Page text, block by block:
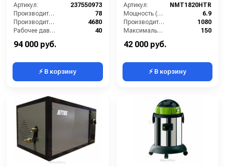
Артикул:
237550973
Производительность (л/мин):
78
Производительность (л/ч):
4680
Рабочее давление (бар):
40
94 000 руб.
⚡ В корзину
мин
Артикул:
NMT1820HTR
Мощность (л/с):
6.9
Производительность (л/ч):
1080
Максимальное давление воды (бар):
150
42 000 руб.
⚡ В корзину